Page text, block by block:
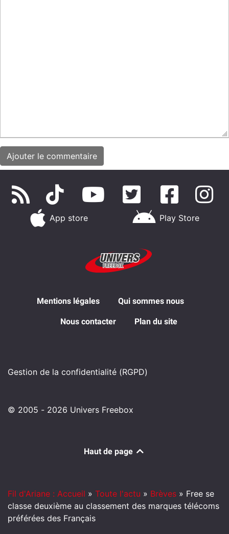
App store Play Store
Mentions légales Qui sommes nous
Nous contacter Plan du site
Gestion de la confidentialité (RGPD)
© 2005 - 2026 Univers Freebox
Haut de page
Fil d'Ariane : Accueil » Toute l'actu » Brèves » Free se
classe deuxième au classement des marques télécoms
préférées des Français